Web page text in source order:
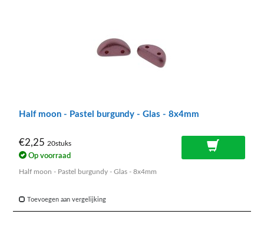
Half moon - Pastel burgundy - Glas - 8x4mm
€2,25 20stuks
Op voorraad
Half moon - Pastel burgundy - Glas - 8x4mm
Toevoegen aan vergelijking